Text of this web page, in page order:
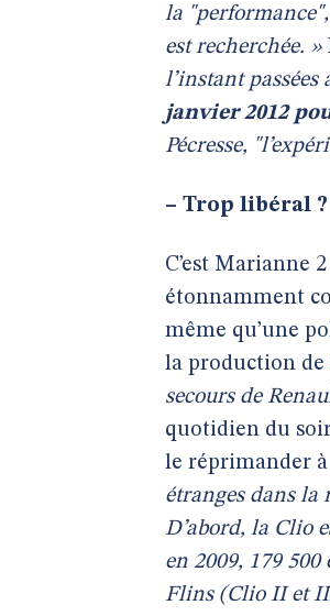
la
est recherchée. »
l’instant passées
janvier 2012
Pécresse,
– Trop libéral ?
C’est Marianne
étonnamment
même qu’une
la production de
secours de
quotidien du
le réprimander
étranges dans la
D’abord, la Clio
en 2009, 179
Flins (Clio II et